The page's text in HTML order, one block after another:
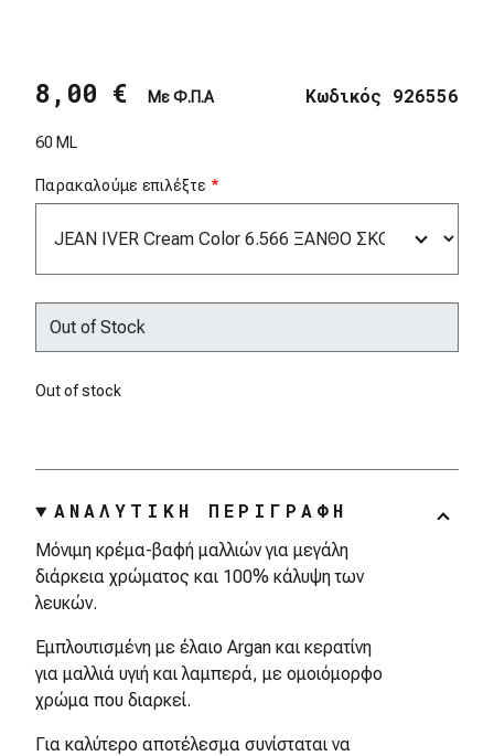
8,00 € Με Φ.Π.Α Κωδικός 926556
60 ML
Παρακαλούμε επιλέξτε
Out of stock
ΑΝΑΛΥΤΙΚΗ ΠΕΡΙΓΡΑΦΗ
Μόνιμη κρέμα-βαφή μαλλιών για μεγάλη
διάρκεια χρώματος και 100% κάλυψη των
λευκών.
Εμπλουτισμένη με έλαιο Argan και κερατίνη
για μαλλιά υγιή και λαμπερά, με ομοιόμορφο
χρώμα που διαρκεί.
Για καλύτερο αποτέλεσμα συνίσταται να